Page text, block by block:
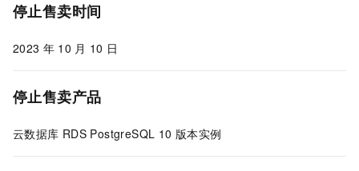
停止售卖时间
2023 年 10 月 10 日
停止售卖产品
云数据库 RDS PostgreSQL 10 版本实例